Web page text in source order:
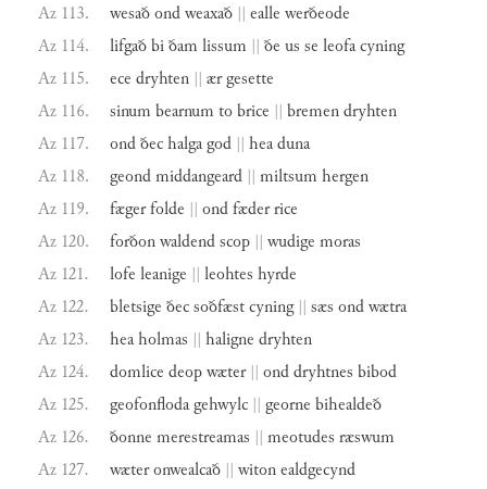
Az 113.
wesaðondweaxað || ealle werðeode
Az 114.
lifgaðbiðam lissum || ðe us se leofacyning
Az 115.
ece dryhten || ærgesette
Az 116.
sinum bearnum tobrice || bremendryhten
Az 117.
ondðechalgagod || headuna
Az 118.
geondmiddangeard || miltsum hergen
Az 119.
fægerfolde || ondfæderrice
Az 120.
forðonwaldendscop || wudige moras
Az 121.
lofe leanige || leohtes hyrde
Az 122.
bletsige ðecsoðfæstcyning || sæs ondwætra
Az 123.
heaholmas || haligne dryhten
Az 124.
domlice deopwæter || onddryhtnes bibod
Az 125.
geofonflodagehwylc || georne bihealdeð
Az 126.
ðonne merestreamas || meotudes ræswum
Az 127.
wæteronwealcað || witonealdgecynd